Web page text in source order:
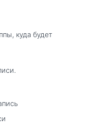
куда будет